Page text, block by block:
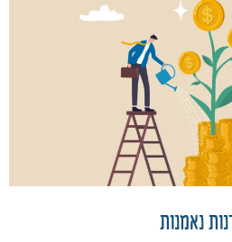
נאמנות